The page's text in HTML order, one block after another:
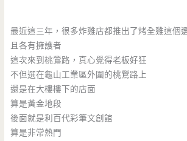
最近這三年，很多炸雞店都推出了烤全雞這個
且各有擁護者
這次來到桃鶯路，真心覺得老板好狂
不但選在龜山工業區外圍的桃鶯路上
還是在大樓樓下的店面
算是黃金地段
後面就是利百代彩筆文創館
算是非常熱門